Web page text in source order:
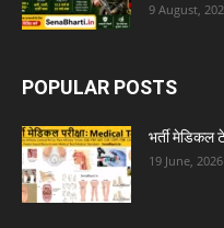
9 August,
POPULAR POSTS
भर्ती
19 June, 2026